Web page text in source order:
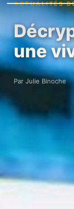
ACTUALITÉS
une
Par Julie Binoche